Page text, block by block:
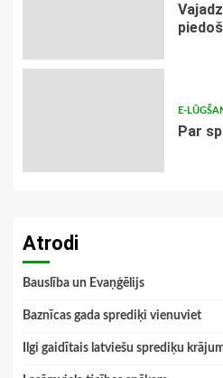
E-
Par
Atrodi
Bauslība un Evaņģēlijs
Baznīcas gada sprediķi vienuviet
Ilgi gaidītais latviešu sprediķu